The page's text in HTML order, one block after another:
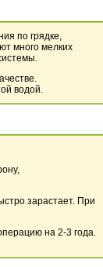
по грядке,
много мелких
водой.
зарастает. При
на 2-3 года.